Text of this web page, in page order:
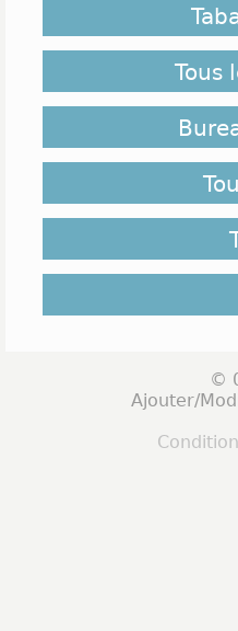
Tous
©
Ajouter/